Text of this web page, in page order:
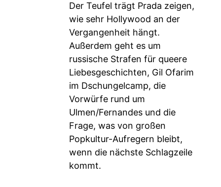
Der Teufel trägt Prada zeigen,
wie sehr Hollywood an der
Vergangenheit hängt.
Außerdem geht es um
russische Strafen für queere
Liebesgeschichten, Gil Ofarim
im Dschungelcamp, die
Vorwürfe rund um
Ulmen/Fernandes und die
Frage, was von großen
Popkultur-Aufregern bleibt,
wenn die nächste Schlagzeile
kommt.